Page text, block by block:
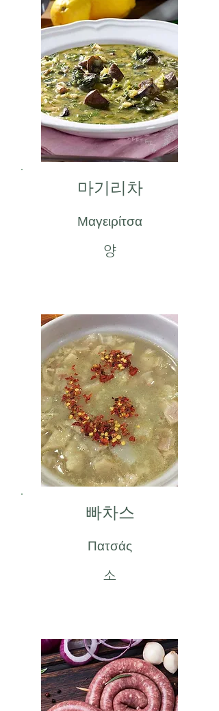
마기리차
Μαγειρίτσα
양
빠차스
Πατσάς
소